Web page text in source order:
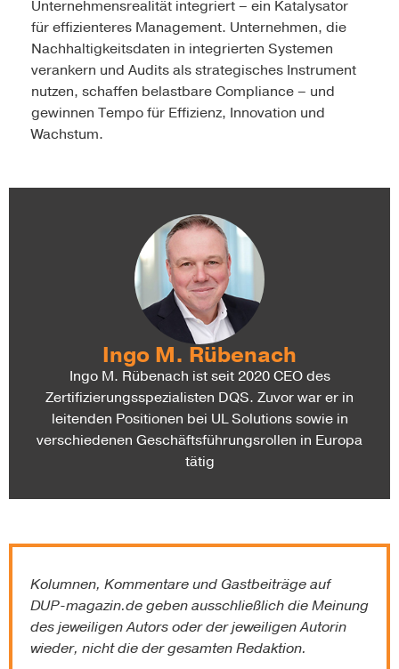
Unternehmensrealität integriert – ein Katalysator
für effizienteres Management. Unternehmen, die
Nachhaltigkeitsdaten in integrierten Systemen
verankern und Audits als strategisches Instrument
nutzen, schaffen belastbare Compliance – und
gewinnen Tempo für Effizienz, Innovation und
Wachstum.
Ingo M. Rübenach
Ingo M. Rübenach ist seit 2020 CEO des
Zertifizierungsspezialisten DQS. Zuvor war er in
leitenden Positionen bei UL Solutions sowie in
verschiedenen Geschäftsführungsrollen in Europa
tätig
Kolumnen, Kommentare und Gastbeiträge auf
DUP-magazin.degeben ausschließlich die Meinung
des jeweiligen Autors oder der jeweiligen Autorin
wieder, nicht die der gesamten Redaktion.